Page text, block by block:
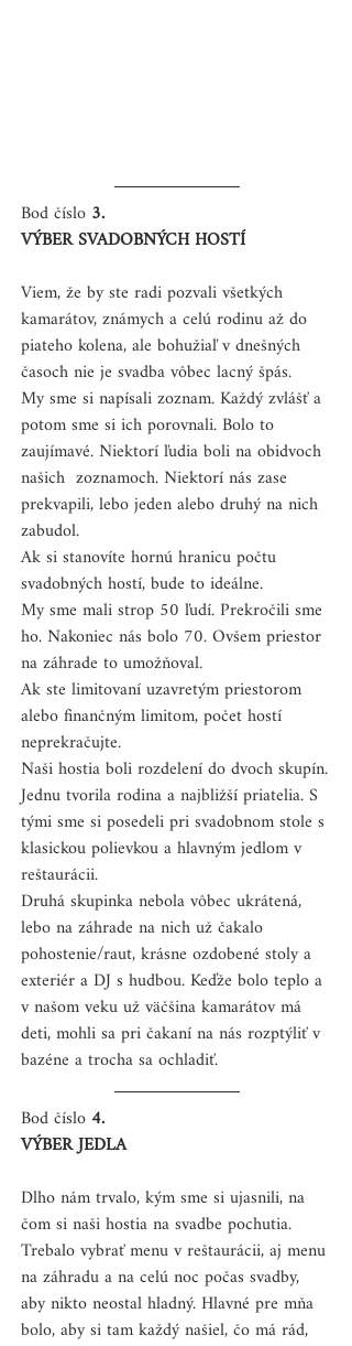
Bod číslo 3.
VÝBER SVADOBNÝCH HOSTÍ
Viem, že by ste radi pozvali všetkých
kamarátov, známych a celú rodinu až do
piateho kolena, ale bohužiaľ v dnešných
časoch nie je svadba vôbec lacný špás.
My sme si napísali zoznam. Každý zvlášť a
potom sme si ich porovnali. Bolo to
zaujímavé. Niektorí ľudia boli na obidvoch
našich  zoznamoch. Niektorí nás zase
prekvapili, lebo jeden alebo druhý na nich
zabudol.
Ak si stanovíte hornú hranicu počtu
svadobných hostí, bude to ideálne.
My sme mali strop 50 ľudí. Prekročili sme
ho. Nakoniec nás bolo 70. Ovšem priestor
na záhrade to umožňoval.
Ak ste limitovaní uzavretým priestorom
alebo finančným limitom, počet hostí
neprekračujte.
Naši hostia boli rozdelení do dvoch skupín.
Jednu tvorila rodina a najbližší priatelia. S
tými sme si posedeli pri svadobnom stole s
klasickou polievkou a hlavným jedlom v
reštaurácii.
Druhá skupinka nebola vôbec ukrátená,
lebo na záhrade na nich už čakalo
pohostenie/raut, krásne ozdobené stoly a
exteriér a DJ s hudbou. Keďže bolo teplo a
v našom veku už väčšina kamarátov má
deti, mohli sa pri čakaní na nás rozptýliť v
bazéne a trocha sa ochladiť.
Bod číslo 4.
VÝBER JEDLA
Dlho nám trvalo, kým sme si ujasnili, na
čom si naši hostia na svadbe pochutia.
Trebalo vybrať menu v reštaurácii, aj menu
na záhradu a na celú noc počas svadby,
aby nikto neostal hladný. Hlavné pre mňa
bolo, aby si tam každý našiel, čo má rád,